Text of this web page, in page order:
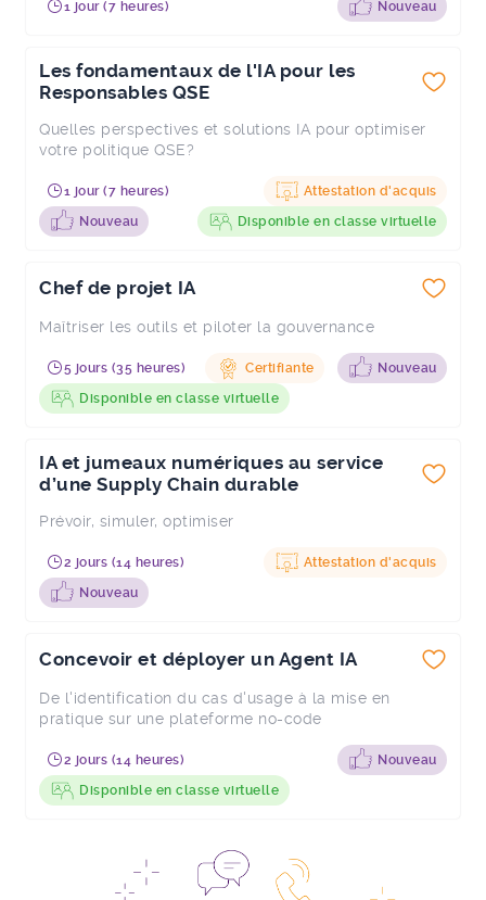
1 jour (7 heures) Nouveau
Les fondamentaux de l'IA pour les
Responsables QSE
Quelles perspectives et solutions IA pour optimiser
votre politique QSE?
1 jour (7 heures)
Attestation d'acquis
Nouveau
Disponible en classe virtuelle
Chef de projet IA
Maîtriser les outils et piloter la gouvernance
5 jours (35 heures) Certifiante
Nouveau
Disponible en classe virtuelle
IA et jumeaux numériques au service
d’une Supply Chain durable
Prévoir, simuler, optimiser
2 jours (14 heures)
Attestation d'acquis
Nouveau
Concevoir et déployer un Agent IA
De l'identification du cas d'usage à la mise en
pratique sur une plateforme no-code
2 jours (14 heures)
Nouveau
Disponible en classe virtuelle